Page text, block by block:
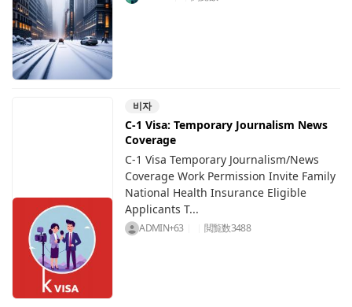
비자
C-1 Visa: Temporary Journalism News
Coverage
C-1 Visa Temporary Journalism/News
Coverage Work Permission Invite Family
National Health Insurance Eligible
Applicants T...
ADMIN+63 閲覧数3488